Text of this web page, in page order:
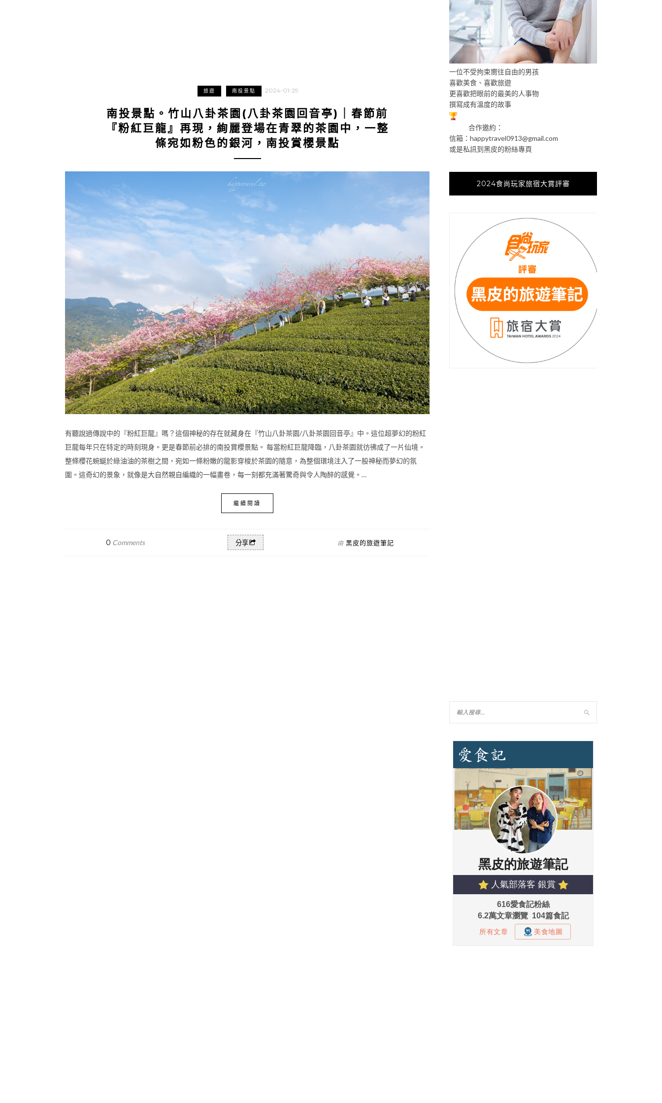
旅遊 南投景點 2024-01-29
南投景點。竹山八卦茶園(八卦茶園回音亭)｜春節前
『粉紅巨龍』再現，絢麗登場在青翠的茶園中，一整
條宛如粉色的銀河，南投賞櫻景點
有聽說過傳說中的『粉紅巨龍』嗎？這個神秘的存在就藏身在『竹山八卦茶園/八卦茶園回音亭』中。這位超夢幻的粉紅
巨龍每年只在特定的時刻現身。更是春節前必排的南投賞櫻景點。 每當粉紅巨龍降臨，八卦茶園就彷彿成了一片仙境。
整條櫻花蜿蜒於綠油油的茶樹之間，宛如一條粉嫩的龍影穿梭於茶園的隨意，為整個環境注入了一股神秘而夢幻的氛
圍。這奇幻的景象，就像是大自然親自編織的一幅畫卷，每一刻都充滿著驚奇與令人陶醉的感覺。…
繼續閱讀
0 Comments 分享 由 黑皮的旅遊筆記
一位不受拘束嚮往自由的男孩
喜歡美食、喜歡旅遊
更喜歡把眼前的最美的人事物
撰寫成有溫度的故事
合作邀約：
信箱： happytravel0913@gmail.com
或是私訊到黑皮的粉絲專頁
2024食尚玩家旅宿大賞評審